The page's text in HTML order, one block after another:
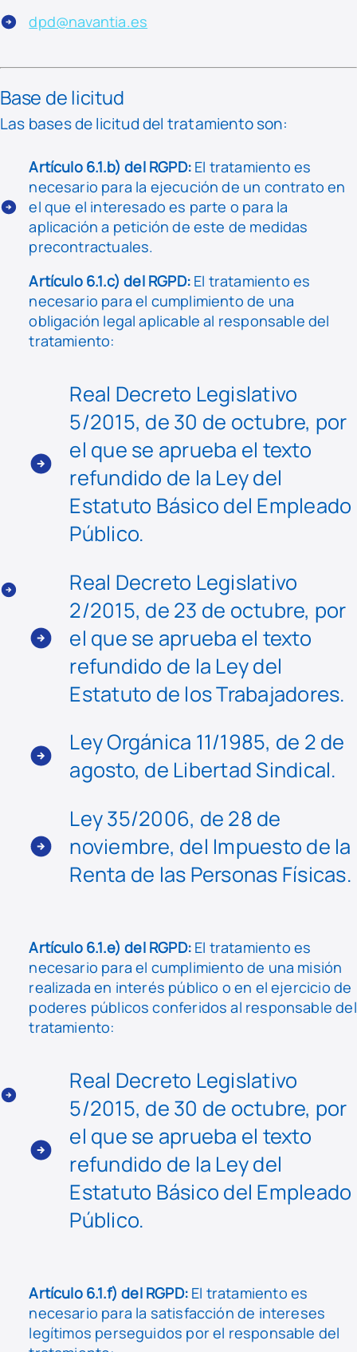
dpd@navantia.es
Base de licitud
Las bases de licitud del tratamiento son:
Artículo 6.1.b) del RGPD:El tratamiento es
necesario para la ejecución de un contrato en
el que el interesado es parte o para la
aplicación a petición de este de medidas
precontractuales.
Artículo 6.1.c) del RGPD:El tratamiento es
necesario para el cumplimiento de una
obligación legal aplicable al responsable del
tratamiento:
Real Decreto Legislativo
5/2015, de 30 de octubre, por
el que se aprueba el texto
refundido de la Ley del
Estatuto Básico del Empleado
Público.
Real Decreto Legislativo
2/2015, de 23 de octubre, por
el que se aprueba el texto
refundido de la Ley del
Estatuto de los Trabajadores.
Ley Orgánica 11/1985, de 2 de
agosto, de Libertad Sindical.
Ley 35/2006, de 28 de
noviembre, del Impuesto de la
Renta de las Personas Físicas.
Artículo 6.1.e) del RGPD:El tratamiento es
necesario para el cumplimiento de una misión
realizada en interés público o en el ejercicio de
poderes públicos conferidos al responsable del
tratamiento:
Real Decreto Legislativo
5/2015, de 30 de octubre, por
el que se aprueba el texto
refundido de la Ley del
Estatuto Básico del Empleado
Público.
Artículo 6.1.f) del RGPD:El tratamiento es
necesario para la satisfacción de intereses
legítimos perseguidos por el responsable del